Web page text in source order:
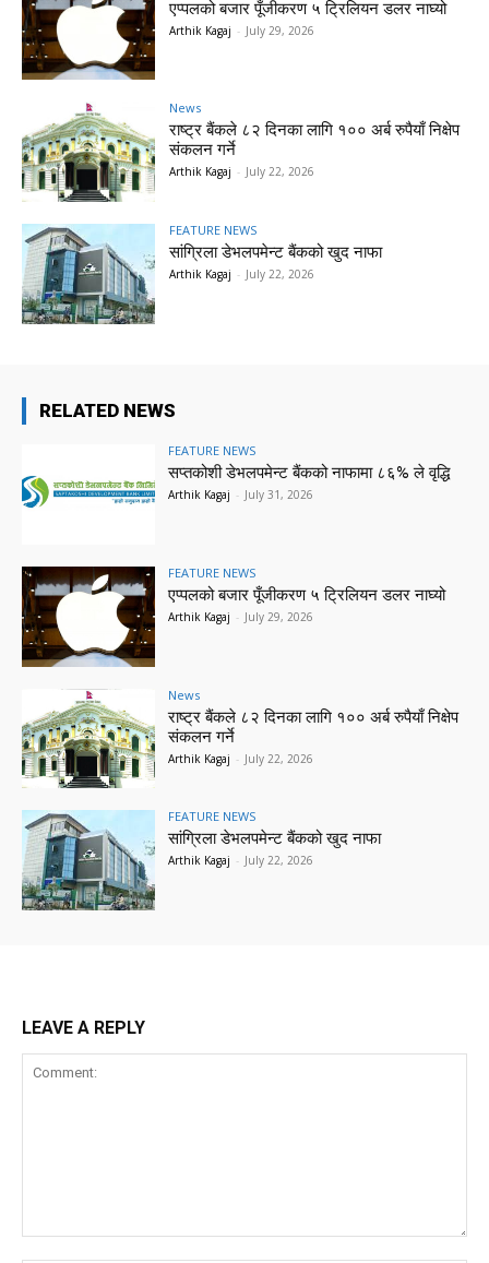
एप्पलको बजार पूँजीकरण ५ ट्रिलियन डलर नाघ्यो
Arthik Kagaj - July 29, 2026
News
राष्ट्र बैंकले ८२ दिनका लागि १०० अर्ब रुपैयाँ निक्षेप
संकलन गर्ने
Arthik Kagaj - July 22, 2026
FEATURE NEWS
सांग्रिला डेभलपमेन्ट बैंकको खुद नाफा
Arthik Kagaj - July 22, 2026
RELATED NEWS
FEATURE NEWS
सप्तकोशी डेभलपमेन्ट बैंकको नाफामा ८६% ले वृद्धि
Arthik Kagaj - July 31, 2026
FEATURE NEWS
एप्पलको बजार पूँजीकरण ५ ट्रिलियन डलर नाघ्यो
Arthik Kagaj - July 29, 2026
News
राष्ट्र बैंकले ८२ दिनका लागि १०० अर्ब रुपैयाँ निक्षेप
संकलन गर्ने
Arthik Kagaj - July 22, 2026
FEATURE NEWS
सांग्रिला डेभलपमेन्ट बैंकको खुद नाफा
Arthik Kagaj - July 22, 2026
LEAVE A REPLY